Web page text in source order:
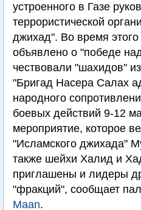
устроенного в Газе
террористической
джихад". Во время
объявлено о "победе
чествовали "шахидов"
"Бригад Насера Салах
народного
боевых действий 9-12
мероприятие, которое
"Исламского джихада"
также шейхи Халид и
приглашены и лидеры
"фракций", сообщает
Maan.